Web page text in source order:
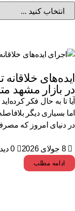
خلاقانه
بازار مشهد
تا به حال فکر
بسیاری دیگر
دنیای امروز که
8 جولای 2026 0 دیدگاه
ادامه مطلب